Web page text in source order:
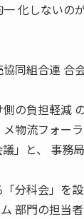
化しないの
同組合連 合
の負担軽減 の
物流フォー
」と、 事務
分科会」を設
部門の担当者